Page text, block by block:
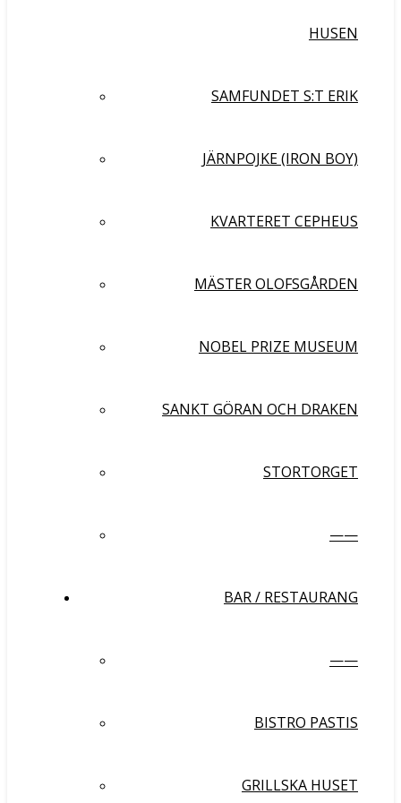
HUSEN
SAMFUNDET S:T ERIK
JÄRNPOJKE (IRON BOY)
KVARTERET CEPHEUS
MÄSTER OLOFSGÅRDEN
NOBEL PRIZE MUSEUM
SANKT GÖRAN OCH DRAKEN
STORTORGET
——
BAR / RESTAURANG
——
BISTRO PASTIS
GRILLSKA HUSET